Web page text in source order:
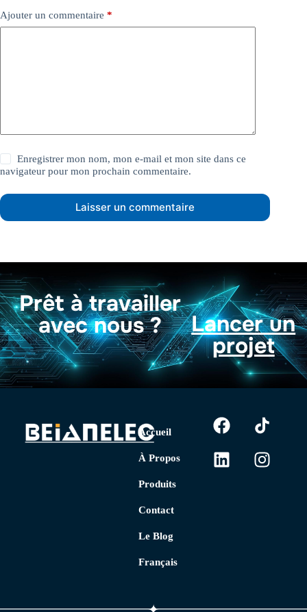
Ajouter un commentaire *
Enregistrer mon nom, mon e-mail et mon site dans ce
navigateur pour mon prochain commentaire.
Laisser un commentaire
Prêt à travailler
avec nous ? Lancer un
projet
Accueil
À Propos
Produits
Contact
Le Blog
Français